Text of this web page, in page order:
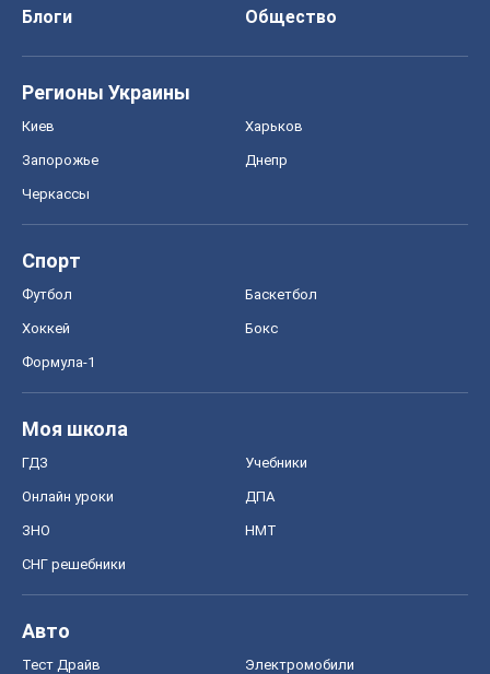
Блоги
Общество
Регионы Украины
Киев Харьков
Запорожье Днепр
Черкассы
Спорт
Футбол Баскетбол
Хоккей Бокс
Формула-1
Моя школа
ГДЗ Учебники
Онлайн уроки ДПА
ЗНО НМТ
СНГ решебники
Авто
Тест Драйв Электромобили